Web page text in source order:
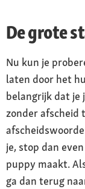
De grote
Nu kun je
laten door het
belangrijk dat je
zonder afscheid
je, stop dan
puppy maakt.
ga dan terug